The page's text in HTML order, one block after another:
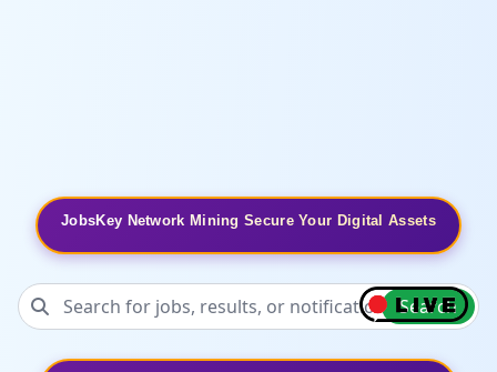
JobsKey Network Mining Secure Your Digital Assets
Search